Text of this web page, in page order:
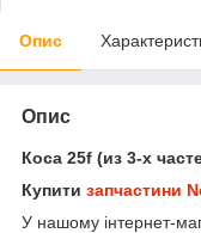
Опис
Опис
Коса 25f (из 3-х
Купити запчастини
У нашому інтернет-